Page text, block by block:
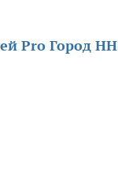
Pro Город НН